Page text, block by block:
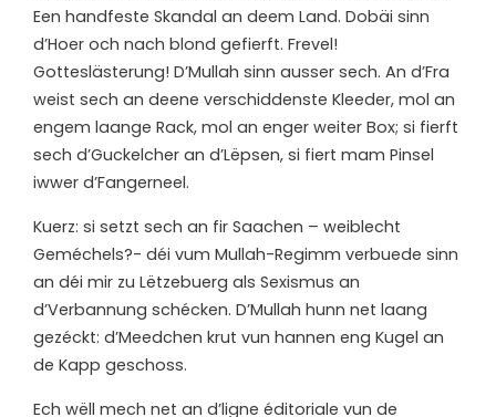
Een handfeste Skandal an deem Land. Dobäi sinn
d’Hoer och nach blond gefierft. Frevel!
Gotteslästerung! D’Mullah sinn ausser sech. An d’Fra
weist sech an deene verschiddenste Kleeder, mol an
engem laange Rack, mol an enger weiter Box; si fierft
sech d’Guckelcher an d’Lëpsen, si fiert mam Pinsel
iwwer d’Fangerneel.
Kuerz: si setzt sech an fir Saachen – weiblecht
Geméchels?- déi vum Mullah-Regimm verbuede sinn
an déi mir zu Lëtzebuerg als Sexismus an
d’Verbannung schécken. D’Mullah hunn net laang
gezéckt: d’Meedchen krut vun hannen eng Kugel an
de Kapp geschoss.
Ech wëll mech net an d’ligne éditoriale vun de